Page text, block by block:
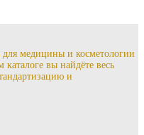
медицины и косметологии
вы найдёте весь
и